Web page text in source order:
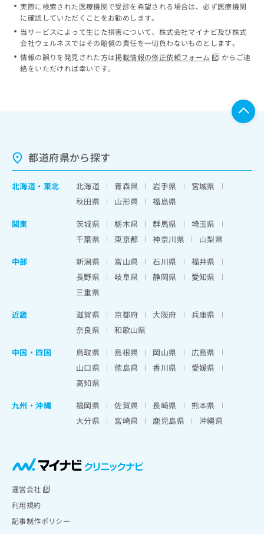
実際に検索された医療機関で受診を希望される場合は、必ず医療機関
に確認していただくことをお勧めします。
当サービスによって生じた損害について、株式会社マイナビ及び株式
会社ウェルネスではその賠償の責任を一切負わないものとします。
情報の誤りを発見された方は掲載情報の修正依頼フォーム
からご連
絡をいただければ幸いです。
都道府県から探す
北海道 ・ 東北 北海道 青森県 岩手県
宮城県
秋田県
山形県
福島県
関東
茨城県 栃木県 群馬県
埼玉県
千葉県
東京都 神奈川県
山梨県
中部
新潟県 富山県 石川県
福井県
長野県
岐阜県 静岡県
愛知県
三重県
近畿
滋賀県 京都府 大阪府
兵庫県
奈良県
和歌山県
中国・四国
鳥取県 島根県 岡山県
広島県
山口県
徳島県 香川県
愛媛県
高知県
九州・沖縄
福岡県 佐賀県 長崎県
熊本県
大分県
宮崎県 鹿児島県 沖縄県
運営会社
利用規約
記事制作ポリシー